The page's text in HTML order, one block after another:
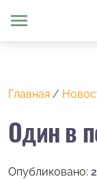
menu
Главная /
Один в
Опубликовано: